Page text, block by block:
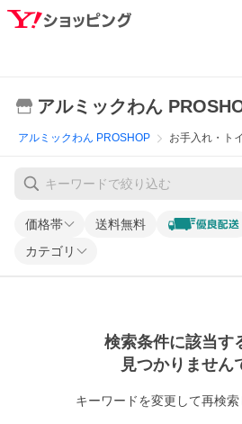
アルミックわん
アルミックわん PROSHOP お手入れ・ト
価格帯 送料無料
カテゴリ
検索条件に該当す
見つかりません
キーワードを変更して再検索